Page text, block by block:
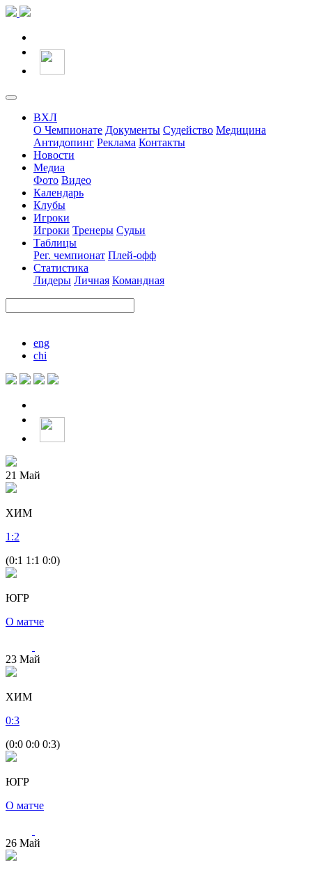
ВХЛ
О Чемпионате Документы Судейство Медицина
Антидопинг Реклама Контакты
Новости
Медиа
Фото Видео
Календарь
Клубы
Игроки
Игроки Тренеры Судьи
Таблицы
Рег. чемпионат Плей-офф
Статистика
Лидеры Личная Командная
eng
chi
21 Май
ХИМ
1 :2
(0:1 1:1 0:0)
ЮГР
О матче
23 Май
ХИМ
0:3
(0:0 0:0 0:3)
ЮГР
О матче
26 Май